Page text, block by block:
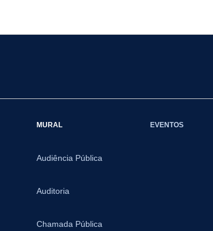
MURAL
Audiência Pública
Auditoria
Chamada Pública
EVENTOS